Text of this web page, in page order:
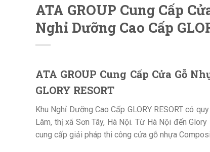
ATA GROUP Cung Cấp
Nghỉ Dưỡng Cao Cấp
ATA GROUP Cung Cấp Cửa Gỗ
GLORY RESORT
Khu Nghỉ Dưỡng Cao Cấp GLORY RESORT có
Lâm, thị xã Sơn Tây, Hà Nội. Từ Hà Nội đến
cung cấp giải pháp thi công cửa gỗ nhựa